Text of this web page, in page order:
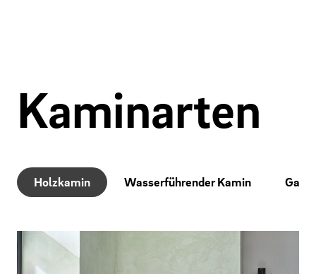
Kaminarten
Holzkamin Wasserführender Kamin